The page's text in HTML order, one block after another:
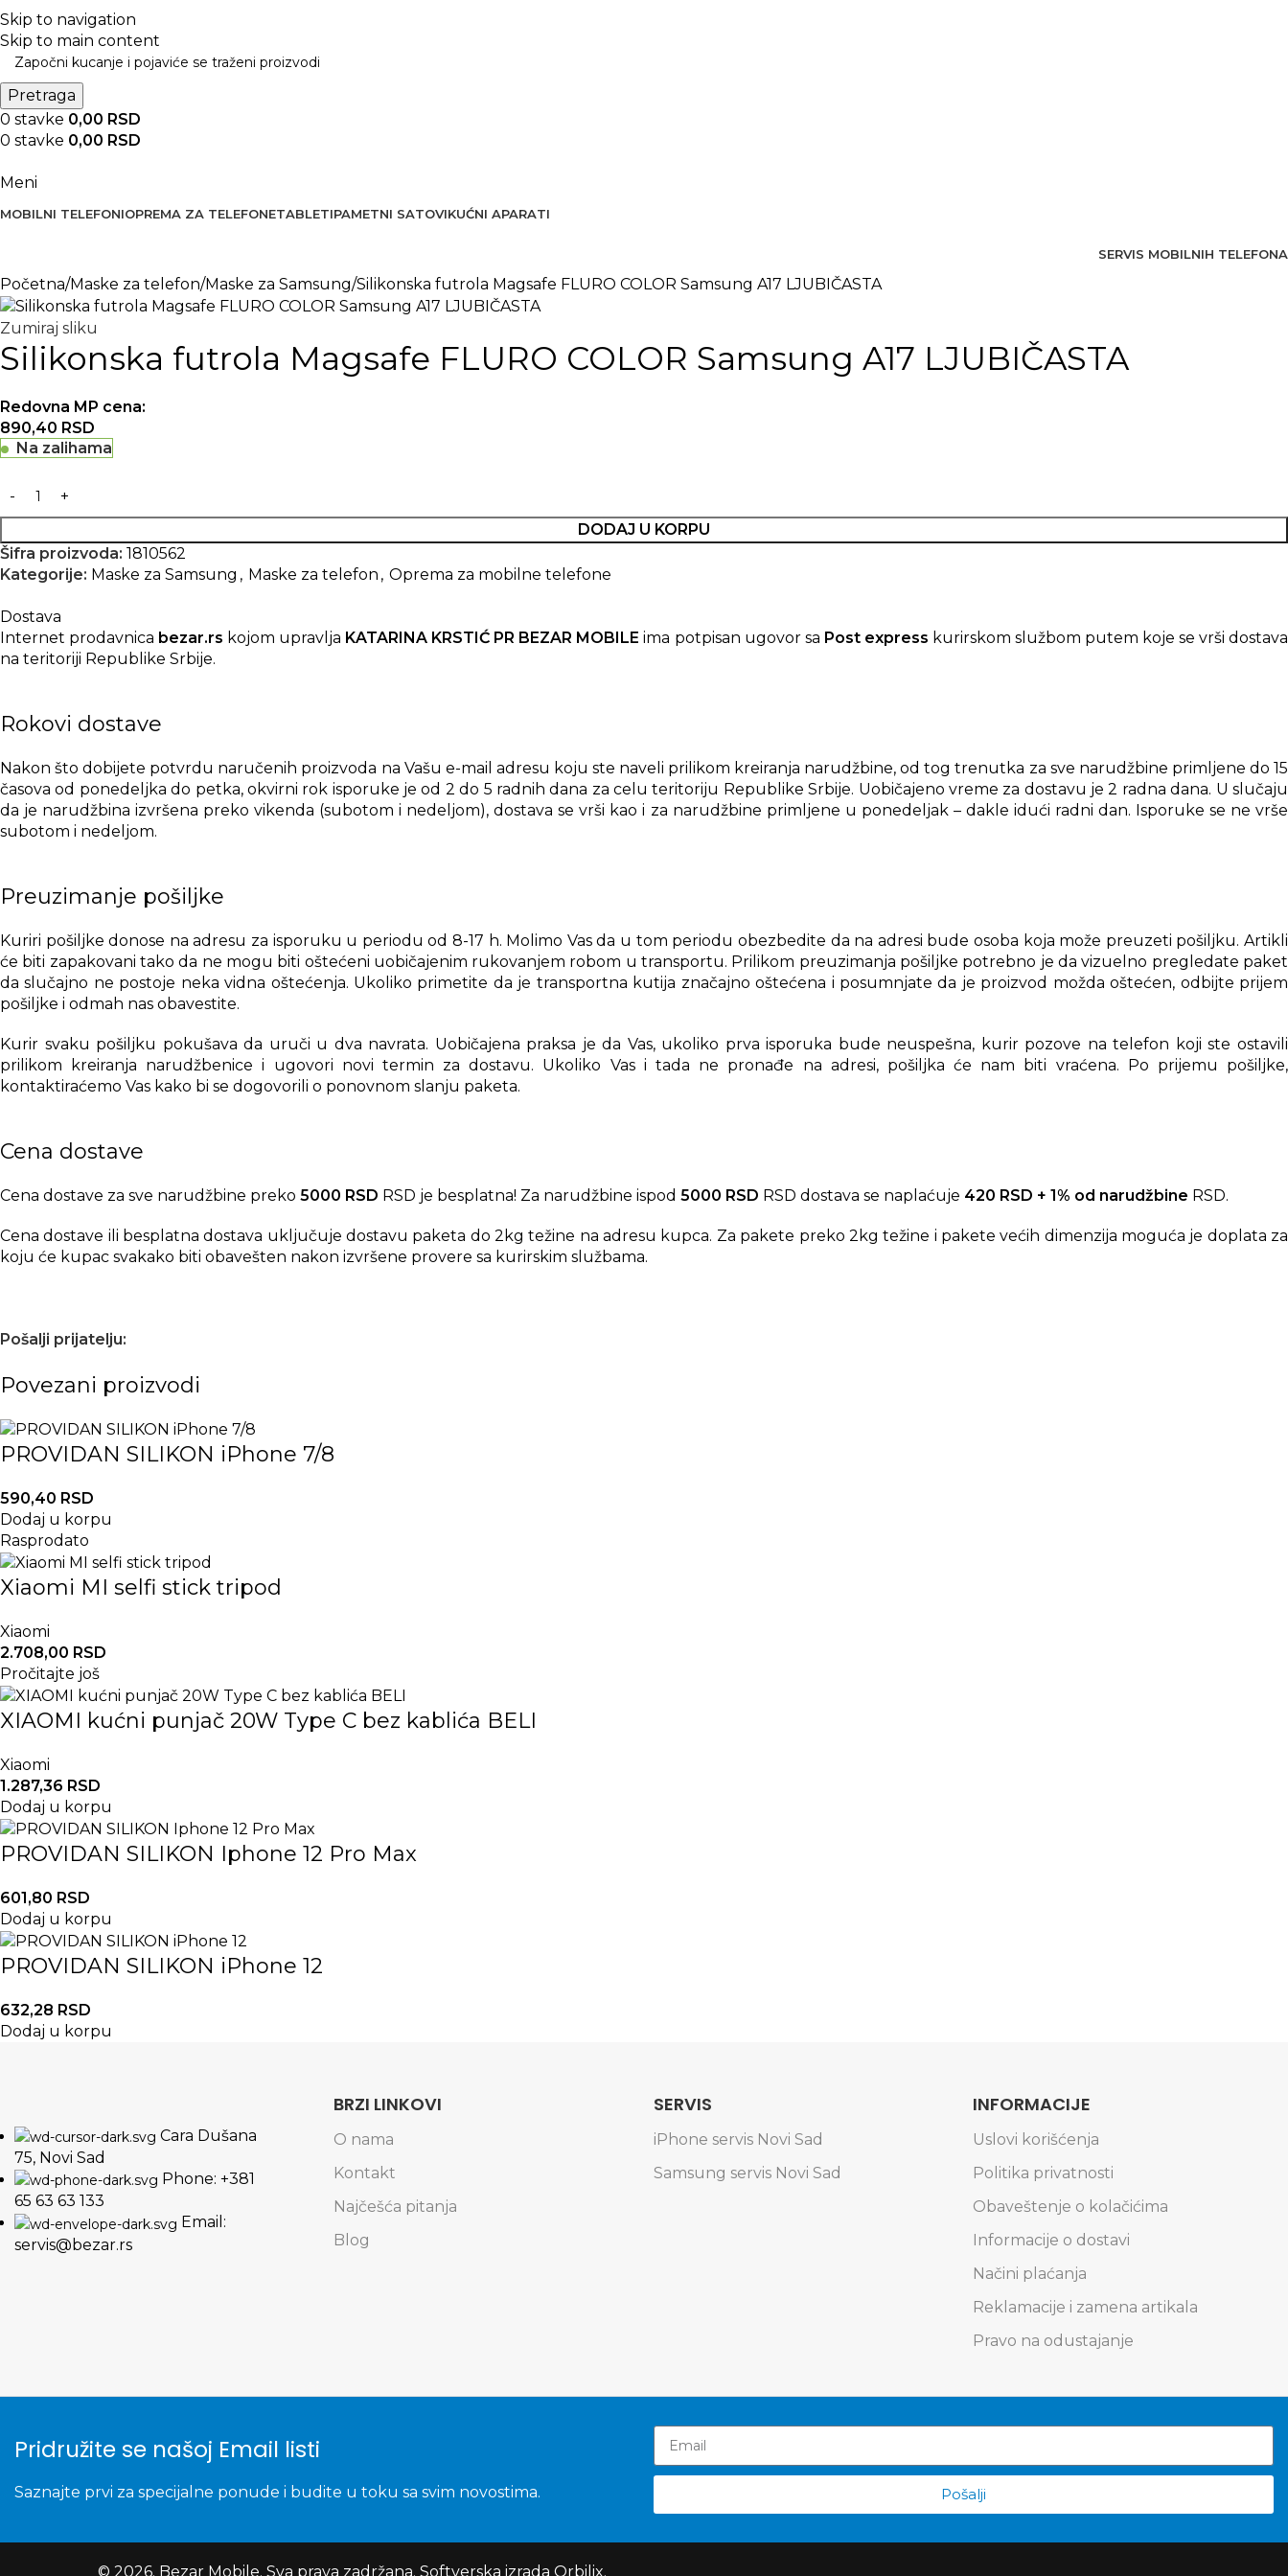
Skip to navigation
Skip to main content
BESPLATNA DOSTAVA PREKO 5000 RSD
Pretraga
0 stavke 0,00 RSD
0 stavke 0,00 RSD
Meni
MOBILNI TELEFONIOPREMA ZA TELEFONETABLETIPAMETNI SATOVIKUĆNI APARATI
SERVIS MOBILNIH TELEFONA
Početna Maske za telefon Maske za Samsung Silikonska futrola Magsafe FLURO COLOR Samsung A17 LJUBIČASTA
Zumiraj sliku
Silikonska futrola Magsafe FLURO COLOR Samsung A17 LJUBIČASTA
Redovna MP cena:
890,40 RSD
Na zalihama
DODAJ U KORPU
Šifra proizvoda: 1810562
Kategorije: Maske za Samsung , Maske za telefon , Oprema za mobilne telefone
Dostava
Internet prodavnica bezar.rs kojom upravlja KATARINA KRSTIĆ PR BEZAR MOBILE ima potpisan ugovor sa Post express kurirskom službom putem koje se vrši dostava
na teritoriji Republike Srbije.
Rokovi dostave
Nakon što dobijete potvrdu naručenih proizvoda na Vašu e-mail adresu koju ste naveli prilikom kreiranja narudžbine, od tog trenutka za sve narudžbine primljene do 15
časova od ponedeljka do petka, okvirni rok isporuke je od 2 do 5 radnih dana za celu teritoriju Republike Srbije. Uobičajeno vreme za dostavu je 2 radna dana. U slučaju
da je narudžbina izvršena preko vikenda (subotom i nedeljom), dostava se vrši kao i za narudžbine primljene u ponedeljak – dakle idući radni dan. Isporuke se ne vrše
subotom i nedeljom.
Preuzimanje pošiljke
Kuriri pošiljke donose na adresu za isporuku u periodu od 8-17 h. Molimo Vas da u tom periodu obezbedite da na adresi bude osoba koja može preuzeti pošiljku. Artikli
će biti zapakovani tako da ne mogu biti oštećeni uobičajenim rukovanjem robom u transportu. Prilikom preuzimanja pošiljke potrebno je da vizuelno pregledate paket
da slučajno ne postoje neka vidna oštećenja. Ukoliko primetite da je transportna kutija značajno oštećena i posumnjate da je proizvod možda oštećen, odbijte prijem
pošiljke i odmah nas obavestite.
Kurir svaku pošiljku pokušava da uruči u dva navrata. Uobičajena praksa je da Vas, ukoliko prva isporuka bude neuspešna, kurir pozove na telefon koji ste ostavili
prilikom kreiranja narudžbenice i ugovori novi termin za dostavu. Ukoliko Vas i tada ne pronađe na adresi, pošiljka će nam biti vraćena. Po prijemu pošiljke,
kontaktiraćemo Vas kako bi se dogovorili o ponovnom slanju paketa.
Cena dostave
Cena dostave za sve narudžbine preko 5000 RSD RSD je besplatna! Za narudžbine ispod 5000 RSD RSD dostava se naplaćuje 420 RSD + 1% od narudžbine RSD.
Cena dostave ili besplatna dostava uključuje dostavu paketa do 2kg težine na adresu kupca. Za pakete preko 2kg težine i pakete većih dimenzija moguća je doplata za
koju će kupac svakako biti obavešten nakon izvršene provere sa kurirskim službama.
Pošalji prijatelju:
Povezani proizvodi
PROVIDAN SILIKON iPhone 7/8
590,40 RSD
Dodaj u korpu
Rasprodato
Xiaomi MI selfi stick tripod
Xiaomi
2.708,00 RSD
Pročitajte još
XIAOMI kućni punjač 20W Type C bez kablića BELI
Xiaomi
1.287,36 RSD
Dodaj u korpu
PROVIDAN SILIKON Iphone 12 Pro Max
601,80 RSD
Dodaj u korpu
PROVIDAN SILIKON iPhone 12
632,28 RSD
Dodaj u korpu
Cara Dušana
75, Novi Sad
Phone: +381
65 63 63 133
Email:
servis@bezar.rs
BRZI LINKOVI
O nama
Kontakt
Najčešća pitanja
Blog
SERVIS
iPhone servis Novi Sad
Samsung servis Novi Sad
INFORMACIJE
Uslovi korišćenja
Politika privatnosti
Obaveštenje o kolačićima
Informacije o dostavi
Načini plaćanja
Reklamacije i zamena artikala
Pravo na odustajanje
Pridružite se našoj Email listi
Saznajte prvi za specijalne ponude i budite u toku sa svim novostima. Pošalji
© 2026. Bezar Mobile. Sva prava zadržana. Softverska izrada Orbilix.